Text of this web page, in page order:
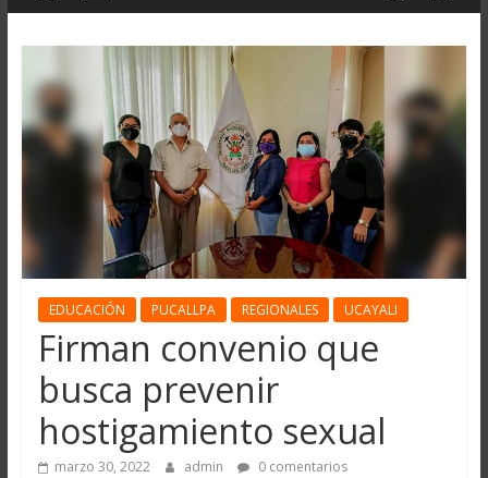
EDUCACIÓN PUCALLPA REGIONALES UCAYALI
Firman convenio que
busca prevenir
hostigamiento sexual
marzo 30, 2022 admin 0 comentarios